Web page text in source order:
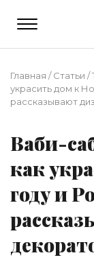
Главная /Статьи /
украсить дом к
рассказывают
Ваби-
как
году и